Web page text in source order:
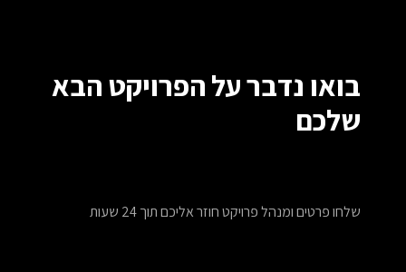
בואו נדבר על הפרויקט הבא
שלכם
שלחו פרטים ומנהל פרויקט חוזר אליכם תוך 24 שעות